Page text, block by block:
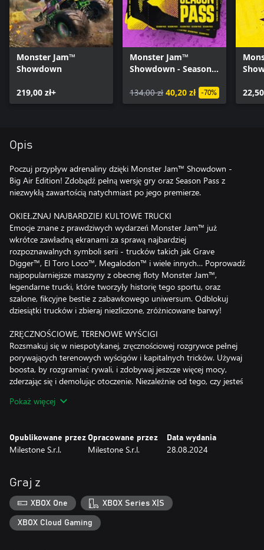
Monster Jam™
Showdown
219,00 zł+
Monster Jam™
Showdown - Season
134,00 zł 40,20 zł -70%
Opis
Poczuj przypływ adrenaliny dzięki Monster Jam™ Showdown -
Big Air Edition! Zdobądź pełną wersję gry oraz Season Pass z
niezwykłą zawartością natychmiast po jego premierze.
OKIEŁZNAJ NAJBARDZIEJ KULTOWE TRUCKI
Emocje znane z prawdziwych wydarzeń Monster Jam™ już
wkrótce zawładną ekranami za sprawą najbardziej
rozpoznawalnych symboli serii - trucków takich jak Grave
Digger™, El Toro Loco™, Megalodon™ i wiele innych… Poprowadź
najpopularniejsze maszyny z obecnej floty Monster Jam™,
legendarne trucki, które tworzyły historię tego sportu, oraz
szalone, fikcyjne bestie z zabawkowego uniwersum. Odblokuj
dziesiątki trucków i zbieraj niezliczone, zróżnicowane barwy!
ZRĘCZNOŚCIOWE, TERENOWE WYŚCIGI
Rozsmakuj się w niespotykanej, zręcznościowej rozgrywce pełnej
porywających terenowych wyścigów i kapitalnych tricków. Używaj
boosta, by rozgramiać rywali, i zdobywaj jeszcze więcej mocy,
zderzając się i demolując otoczenie. Niezależnie od tego, czy jesteś
zręcznościowych, ten tytuł natychmiast dostarczy ci niezwykłych
STYLOWY FREESTYLE
by wykonać najwspanialszy Big Air w historii. Podsumowując:
przygotuj się na walkę z grawitacją w trybie Freestyle! Wykonuj
szaleńcze skoki, salta i stunty, by zdominować rankingi i zasłużyć
na miano mistrza sztuczek!
Pokaż więcej
Opublikowane przez
Milestone S.r.l.
Opracowane przez
Milestone S.r.l.
Data wydania
28.08.2024
Graj z
XBOX One XBOX Series X|S
XBOX Cloud Gaming